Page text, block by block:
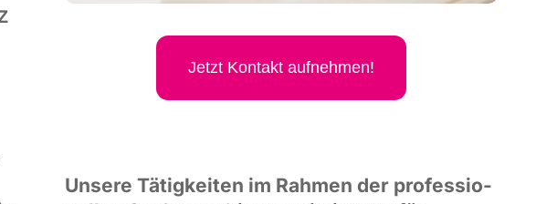
Jetzt Kon­takt aufnehmen!
Unse­re Tätig­kei­ten im Rah­men der pro­fes­sio­